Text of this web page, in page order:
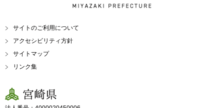
MIYAZAKI PREFECTURE
サイトのご利用について
アクセシビリティ方針
サイトマップ
リンク集
宮崎県